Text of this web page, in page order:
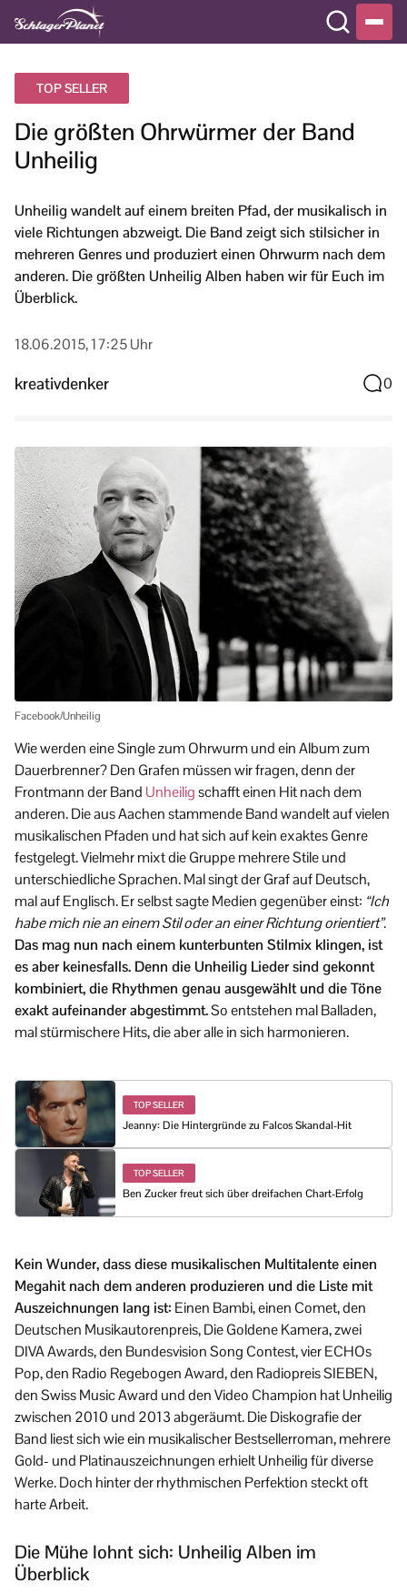
TOP SELLER
Die größten Ohrwürmer der Band
Unheilig
Unheilig wandelt auf einem breiten Pfad, der musikalisch in
viele Richtungen abzweigt. Die Band zeigt sich stilsicher in
mehreren Genres und produziert einen Ohrwurm nach dem
anderen. Die größten Unheilig Alben haben wir für Euch im
Überblick.
18.06.2015, 17:25 Uhr
kreativdenker 0
Facebook/Unheilig
Wie werden eine Single zum Ohrwurm und ein Album zum
Dauerbrenner? Den Grafen müssen wir fragen, denn der
Frontmann der Band Unheiligschafft einen Hit nach dem
anderen. Die aus Aachen stammende Band wandelt auf vielen
musikalischen Pfaden und hat sich auf kein exaktes Genre
festgelegt. Vielmehr mixt die Gruppe mehrere Stile und
unterschiedliche Sprachen. Mal singt der Graf auf Deutsch,
mal auf Englisch. Er selbst sagte Medien gegenüber einst: “Ich
habe mich nie an einem Stil oder an einer Richtung orientiert”.
Das mag nun nach einem kunterbunten Stilmix klingen, ist
es aber keinesfalls. Denn die Unheilig Lieder sind gekonnt
kombiniert, die Rhythmen genau ausgewählt und die Töne
exakt aufeinander abgestimmt.So entstehen mal Balladen,
mal stürmischere Hits, die aber alle in sich harmonieren.
TOP SELLER
Jeanny: Die Hintergründe zu Falcos Skandal-Hit
TOP SELLER
Ben Zucker freut sich über dreifachen Chart-Erfolg
Kein Wunder, dass diese musikalischen Multitalente einen
Megahit nach dem anderen produzieren und die Liste mit
Auszeichnungen lang ist: Einen Bambi, einen Comet, den
Deutschen Musikautorenpreis, Die Goldene Kamera, zwei
DIVA Awards, den Bundesvision Song Contest, vier ECHOs
Pop, den Radio Regebogen Award, den Radiopreis SIEBEN,
den Swiss Music Award und den Video Champion hat Unheilig
zwischen 2010 und 2013 abgeräumt. Die Diskografie der
Band liest sich wie ein musikalischer Bestsellerroman, mehrere
Gold- und Platinauszeichnungen erhielt Unheilig für diverse
Werke. Doch hinter der rhythmischen Perfektion steckt oft
harte Arbeit.
Die Mühe lohnt sich: Unheilig Alben im
Überblick